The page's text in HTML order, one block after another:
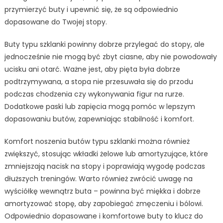
przymierzyć buty i upewnić się, że są odpowiednio
dopasowane do Twojej stopy.
Buty typu szklanki powinny dobrze przylegać do stopy, ale
jednocześnie nie mogą być zbyt ciasne, aby nie powodowały
ucisku ani otarć. Ważne jest, aby pięta była dobrze
podtrzymywana, a stopa nie przesuwała się do przodu
podczas chodzenia czy wykonywania figur na rurze.
Dodatkowe paski lub zapięcia mogą pomóc w lepszym
dopasowaniu butów, zapewniając stabilność i komfort.
Komfort noszenia butów typu szklanki można również
zwiększyć, stosując wkładki żelowe lub amortyzujące, które
zmniejszają nacisk na stopy i poprawiają wygodę podczas
dłuższych treningów. Warto również zwrócić uwagę na
wyściółkę wewnątrz buta – powinna być miękka i dobrze
amortyzować stopę, aby zapobiegać zmęczeniu i bólowi.
Odpowiednio dopasowane i komfortowe buty to klucz do